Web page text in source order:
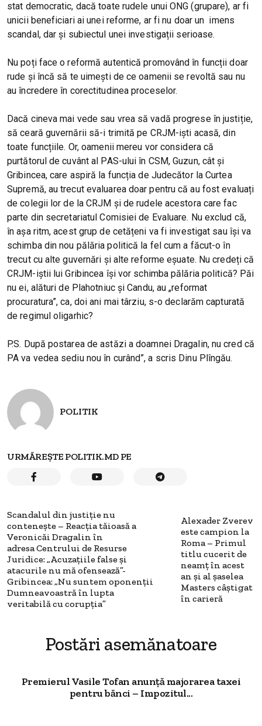
stat democratic, dacă toate rudele unui ONG (grupare), ar fi
unicii beneficiari ai unei reforme, ar fi nu doar un imens
scandal, dar și subiectul unei investigații serioase.
Nu poți face o reformă autentică promovând în funcții doar
rude și încă să te uimești de ce oamenii se revoltă sau nu
au încredere în corectitudinea proceselor.
Dacă cineva mai vede sau vrea să vadă progrese în justiție,
să ceară guvernării să-i trimită pe CRJM-iști acasă, din
toate funcțiile. Or, oamenii mereu vor considera că
purtătorul de cuvânt al PAS-ului în CSM, Guzun, cât și
Gribincea, care aspiră la funcția de Judecător la Curtea
Supremă, au trecut evaluarea doar pentru că au fost evaluați
de colegii lor de la CRJM și de rudele acestora care fac
parte din secretariatul Comisiei de Evaluare. Nu exclud că,
în așa ritm, acest grup de cetățeni va fi investigat sau își va
schimba din nou pălăria politică la fel cum a făcut-o în
trecut cu alte guvernări și alte reforme eșuate. Nu credeți că
CRJM-iștii lui Gribincea își vor schimba pălăria politică? Păi
nu ei, alături de Plahotniuc și Candu, au „reformat
procuratura”, ca, doi ani mai târziu, s-o declarăm capturată
de regimul oligarhic?
P.S. După postarea de astăzi a doamnei Dragalin, nu cred că
PA va vedea sediu nou în curând”, a scris Dinu Plîngău.
POLITIK
URMĂREȘTE POLITIK.MD PE
Scandalul din justiție nu
contenește – Reacția tăioasă a
Veronicăi Dragalin în
adresa Centrului de Resurse
Juridice: „Acuzațiile false și
atacurile nu mă ofensează”-
Gribincea: „Nu suntem oponenții
Dumneavoastră în lupta
veritabilă cu corupția”
Alexader Zverev
este campion la
Roma – Primul
titlu cucerit de
neamț în acest
an şi al şaselea
Masters câştigat
în carieră
Postări asemănatoare
Premierul Vasile Tofan anunță majorarea taxei
pentru bănci – Impozitul...